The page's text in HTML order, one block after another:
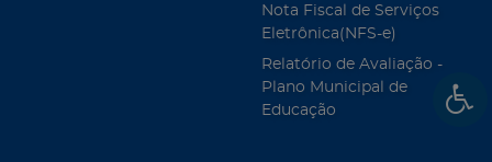
Nota Fiscal de Serviços
Eletrônica(NFS-e)
Relatório de Avaliação -
Plano Municipal de
Educação